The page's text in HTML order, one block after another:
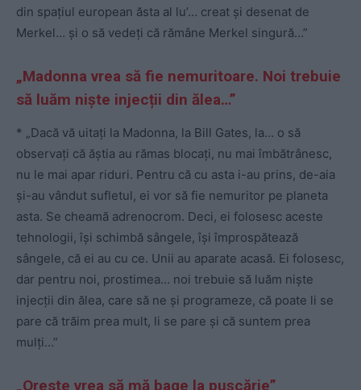
din spațiul european ăsta al lu’… creat și desenat de
Merkel… și o să vedeți că rămâne Merkel singură…”
„Madonna vrea să fie nemuritoare. Noi trebuie
să luăm niște injecții din ălea…”
* „Dacă vă uitați la Madonna, la Bill Gates, la… o să
observați că ăștia au rămas blocați, nu mai îmbătrânesc,
nu le mai apar riduri. Pentru că cu asta i-au prins, de-aia
și-au vândut sufletul, ei vor să fie nemuritor pe planeta
asta. Se cheamă adrenocrom. Deci, ei folosesc aceste
tehnologii, își schimbă sângele, își împrospătează
sângele, că ei au cu ce. Unii au aparate acasă. Ei folosesc,
dar pentru noi, prostimea… noi trebuie să luăm niște
injecții din ălea, care să ne și programeze, că poate li se
pare că trăim prea mult, li se pare și că suntem prea
mulți…”
„Oreste vrea să mă bage la pușcărie”